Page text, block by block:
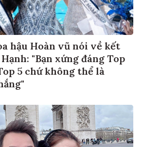
hậu Hoàn vũ nói về kết
"Bạn xứng đáng Top
5 chứ không thể là